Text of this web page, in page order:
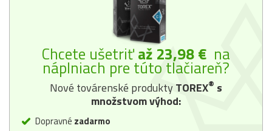
Chcete ušetriťaž 23,98 € na
náplniach pre túto tlačiareň?
Nové továrenské produktyTOREX® s
množstvom výhod:
Dopravné zadarmo